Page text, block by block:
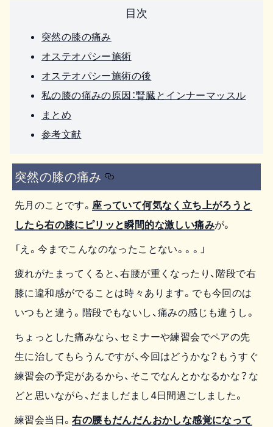
目次
突然の膝の痛み
オステオパシー施術
オステオパシー施術の後
私の膝の痛みの原因：腎臓とインナーマッスル
まとめ
参考文献
突然の膝の痛み
先月のことです。 座っていて何気なく立ち上がろうと
したら右の膝にピリッと瞬間的な激しい痛みが。
「え。今までこんなのなったことない。。。」
疲れがたまってくると、右腰が重くなったり、階段で右
膝に違和感がでることは時々あります。でも今回のは
いつもと違う。階段でもないし、痛みの感じも違うし。
ちょっとした痛みなら、セミナーや練習会でペアの先
生に治してもらうんですが、今回はどうかな？もうすぐ
練習会の予定があるから、そこでなんとかなるかな？な
どと思いながら、だましだまし4日間過ごしました。
練習会当日。右の腰もだんだんおかしな感覚になって